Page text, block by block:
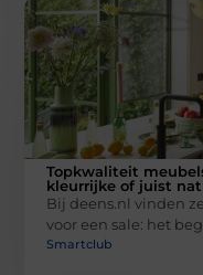
Topkwaliteit
kleurrijke of juist
Bij deens.nl vinden
voor een sale: het
Smartclub